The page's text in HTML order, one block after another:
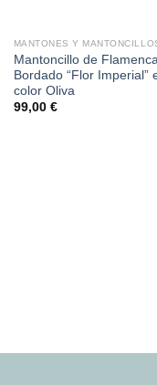
MANTONES Y
Mantoncillo de Flamenca
Bordado “Flor Imperial”
color Oliva
99,00 €